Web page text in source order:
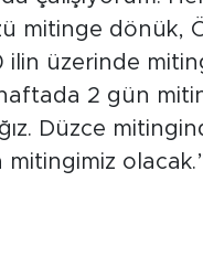
mitinge dönük,
ilin üzerinde
2 gün
Düzce